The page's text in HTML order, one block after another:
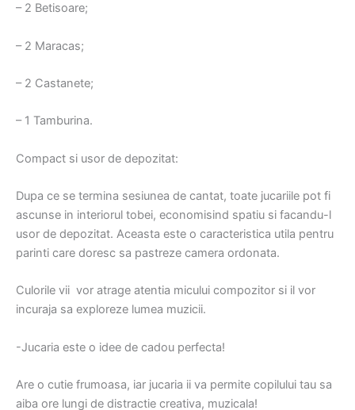
– 2 Betisoare;
– 2 Maracas;
– 2 Castanete;
– 1 Tamburina.
Compact si usor de depozitat:
Dupa ce se termina sesiunea de cantat, toate jucariile pot fi
ascunse in interiorul tobei, economisind spatiu si facandu-l
usor de depozitat. Aceasta este o caracteristica utila pentru
parinti care doresc sa pastreze camera ordonata.
Culorile vii vor atrage atentia micului compozitor si il vor
incuraja sa exploreze lumea muzicii.
-Jucaria este o idee de cadou perfecta!
Are o cutie frumoasa, iar jucaria ii va permite copilului tau sa
aiba ore lungi de distractie creativa, muzicala!